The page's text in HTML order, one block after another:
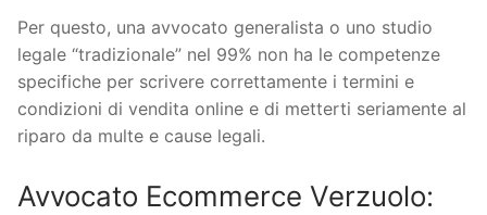
Per questo, una avvocato generalista o uno studio
legale “tradizionale” nel 99% non ha le competenze
specifiche per scrivere correttamente i termini e
condizioni di vendita online e di metterti seriamente al
riparo da multe e cause legali.
Avvocato Ecommerce Verzuolo: